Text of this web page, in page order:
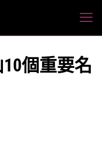
個重要名